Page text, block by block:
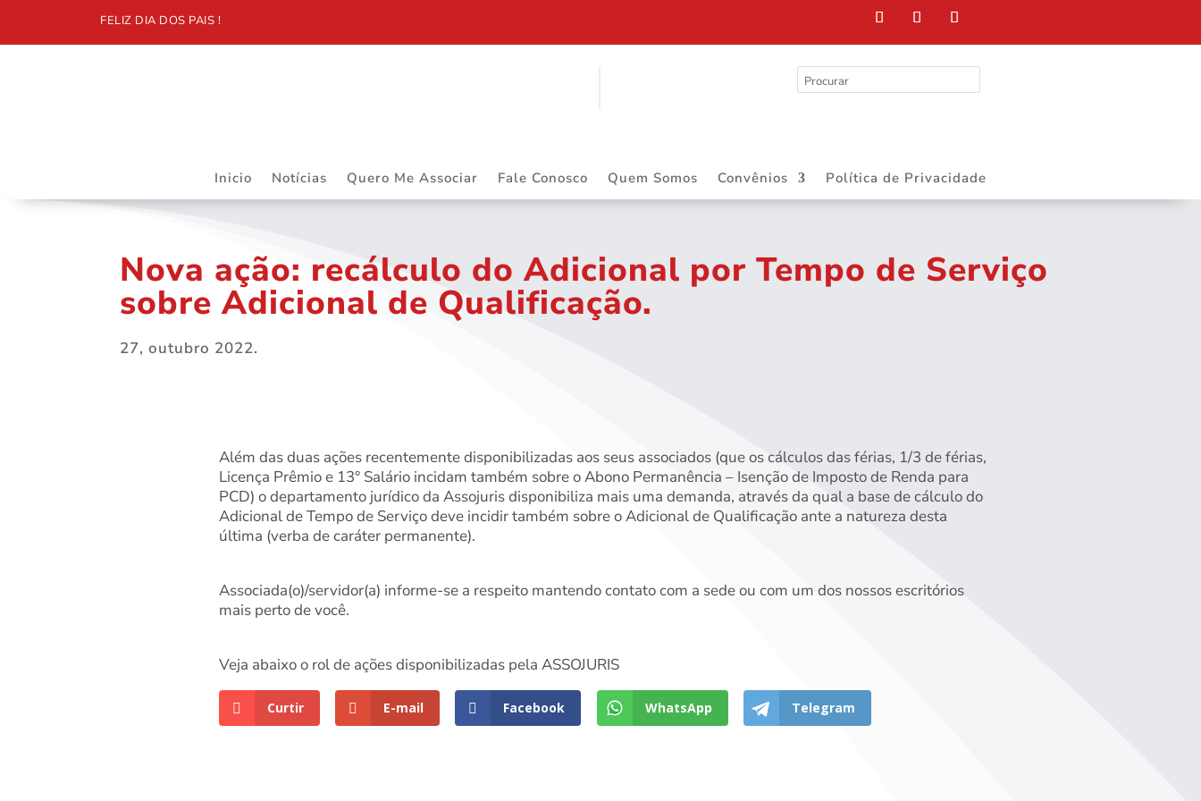
FELIZ DIA DOS PAIS !
Inicio Notícias Quero Me Associar Fale Conosco Quem Somos Convênios Política de Privacidade
Nova ação: recálculo do Adicional por Tempo de Serviço
sobre Adicional de Qualificação.
27, outubro 2022.
Além das duas ações recentemente disponibilizadas aos seus associados (que os cálculos das férias, 1/3 de férias,
Licença Prêmio e 13° Salário incidam também sobre o Abono Permanência – Isenção de Imposto de Renda para
PCD) o departamento jurídico da Assojuris disponibiliza mais uma demanda, através da qual a base de cálculo do
Adicional de Tempo de Serviço deve incidir também sobre o Adicional de Qualificação ante a natureza desta
última (verba de caráter permanente).
Associada(o)/servidor(a) informe-se a respeito mantendo contato com a sede ou com um dos nossos escritórios
mais perto de você.
Veja abaixo o rol de ações disponibilizadas pela ASSOJURIS
Curtir E-mail Facebook WhatsApp Telegram